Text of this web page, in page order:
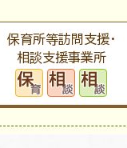
保育所等訪問支援・
相談支援事業所